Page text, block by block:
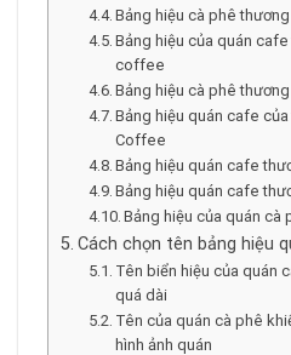
Bảng hiệu cà phê
Bảng hiệu của quán
coffee
Bảng hiệu cà phê
Bảng hiệu quán cafe
Coffee
Bảng hiệu quán cafe
Bảng hiệu quán cafe
Bảng hiệu của quán cà
Cách chọn tên bảng hiệu
Tên biển hiệu của quán
quá dài
Tên của quán cà phê
hình ảnh quán